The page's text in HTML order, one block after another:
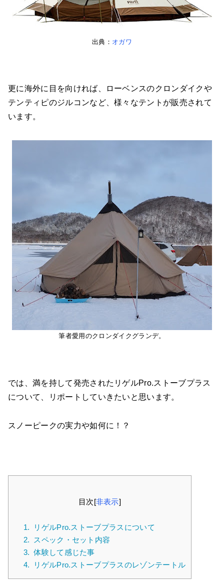
出典： オガワ
更に海外に目を向ければ、ローベンスのクロンダイクや
テンティピのジルコンなど、様々なテントが販売されて
います。
筆者愛用のクロンダイクグランデ。
では、満を持して発売されたリゲルPro.ストーブプラス
について、リポートしていきたいと思います。
スノーピークの実力や如何に！？
目次[非表示]
1.
リゲルPro.ストーブプラスについて
2.
スペック・セット内容
3. 体験して感じた事
4.
リゲルPro.ストーブプラスのレゾンテートル